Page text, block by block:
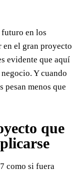
en los
en el gran proyecto
evidente que aquí
Y cuando
pesan menos que
que
como si fuera